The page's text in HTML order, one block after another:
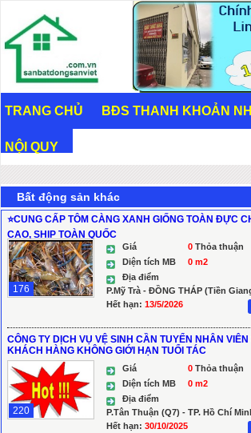
TRANG CHỦ BĐS THANH KHOẢN
NỘI QUY
Bất động sản khác
⭐️CUNG CẤP TÔM CÀNG XANH GIỐNG TOÀN ĐỰC
CAO, SHIP TOÀN QUỐC
176
Giá 0 Thỏa thuận
Diện tích MB
0 m2
Địa điểm
P.Mỹ Trà - ĐỒNG THÁP (Tiền
Hết hạn: 13/5/2026
CÔNG TY DỊCH VỤ VỆ SINH CẦN TUYỂN NHÂN
KHÁCH HÀNG KHÔNG GIỚI HẠN TUỔI TÁC
220
Giá 0 Thỏa thuận
Diện tích MB
0 m2
Địa điểm
P.Tân Thuận (Q7) - TP. Hồ Chí
Hết hạn: 30/10/2025